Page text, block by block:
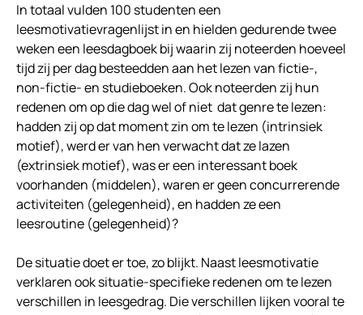
In totaal vulden 100 studenten een
leesmotivatievragenlijst in en hielden gedurende twee
weken een leesdagboek bij waarin zij noteerden hoeveel
tijd zij per dag besteedden aan het lezen van fictie-,
non-fictie- en studieboeken. Ook noteerden zij hun
redenen om op die dag wel of niet dat genre te lezen:
hadden zij op dat moment zin om te lezen (intrinsiek
motief), werd er van hen verwacht dat ze lazen
(extrinsiek motief), was er een interessant boek
voorhanden (middelen), waren er geen concurrerende
activiteiten (gelegenheid), en hadden ze een
leesroutine (gelegenheid)?
De situatie doet er toe, zo blijkt. Naast leesmotivatie
verklaren ook situatie-specifieke redenen om te lezen
verschillen in leesgedrag. Die verschillen lijken vooral te